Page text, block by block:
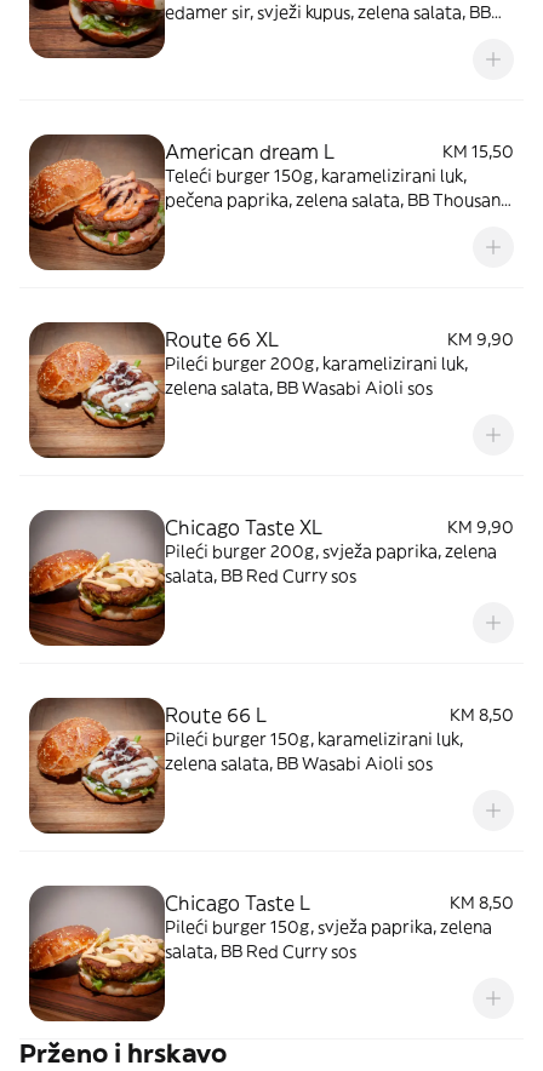
edamer sir, svježi kupus, zelena salata, BB
American dream L
KM 15,50
Teleći burger 150g, karamelizirani luk,
pečena paprika, zelena salata, BB Thousand
Route 66 XL
KM 9,90
Pileći burger 200g, karamelizirani luk,
zelena salata, BB Wasabi Aioli sos
Chicago Taste XL
KM 9,90
Pileći burger 200g, svježa paprika, zelena
salata, BB Red Curry sos
Route 66 L
KM 8,50
Pileći burger 150g, karamelizirani luk,
zelena salata, BB Wasabi Aioli sos
Chicago Taste L
KM 8,50
Pileći burger 150g, svježa paprika, zelena
salata, BB Red Curry sos
Prženo i hrskavo